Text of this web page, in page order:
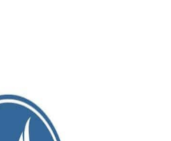
Publicación Siguiente